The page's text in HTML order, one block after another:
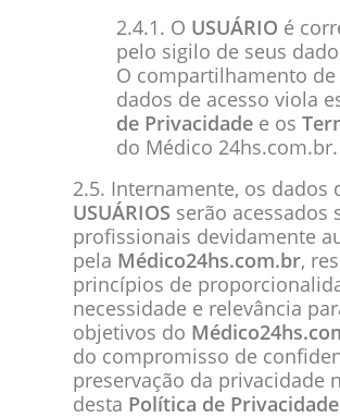
2.4.1. O USUÁRIO é
pelo sigilo de seus
O compartilhamento de
dados de acesso viola
de Privacidadee os
do Médico 24hs.com.br.
2.5. Internamente, os dados
USUÁRIOS serão acessados
profissionais devidamente
pela Médico24hs.com.br,
princípios de
necessidade e relevância
objetivos do
do compromisso de
preservação da privacidade
desta Política de Privacidade